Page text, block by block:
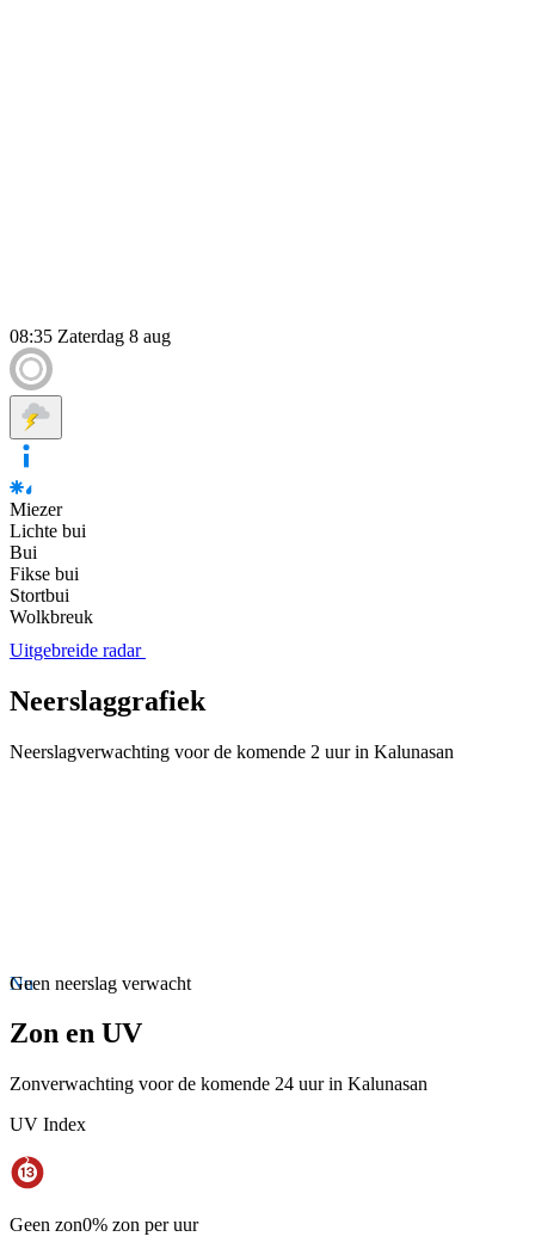
08:35 Zaterdag 8 aug
Miezer
Lichte bui
Bui
Fikse bui
Stortbui
Wolkbreuk
Uitgebreide radar
Neerslaggrafiek
Neerslagverwachting voor de komende 2 uur in Kalunasan
Nu
Geen neerslag verwacht
Zon en UV
Zonverwachting voor de komende 24 uur in Kalunasan
UV Index
Geen zon0% zon per uur